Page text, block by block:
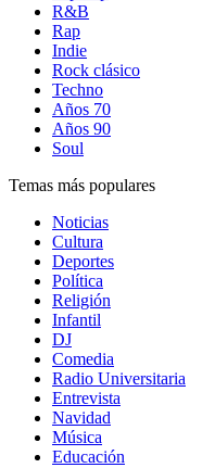
R&B
Rap
Indie
Rock clásico
Techno
Años 70
Años 90
Soul
Temas más populares
Noticias
Cultura
Deportes
Política
Religión
Infantil
DJ
Comedia
Radio Universitaria
Entrevista
Navidad
Música
Educación